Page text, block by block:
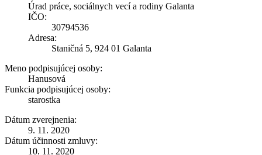
Úrad práce, sociálnych vecí a rodiny Galanta
IČO:
30794536
Adresa:
Staničná 5, 924 01 Galanta
Meno podpisujúcej osoby:
Hanusová
Funkcia podpisujúcej osoby:
starostka
Dátum zverejnenia:
9. 11. 2020
Dátum účinnosti zmluvy:
10. 11. 2020